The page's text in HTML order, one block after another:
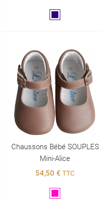
Chaussons Bébé SOUPLES
Mini-Alice
54,50 € TTC